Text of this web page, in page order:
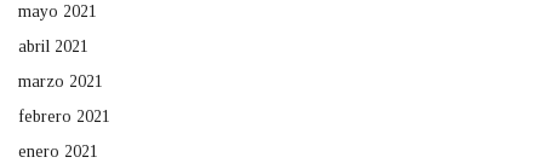
mayo 2021
abril 2021
marzo 2021
febrero 2021
enero 2021